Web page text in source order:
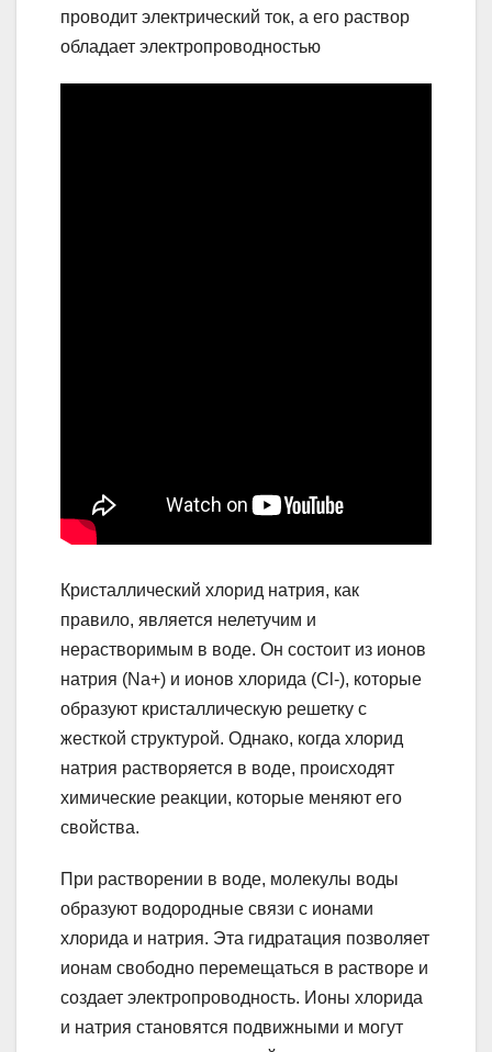
Кристаллический хлорид натрия, как
правило, является нелетучим и
нерастворимым в воде. Он состоит из ионов
натрия (Na+) и ионов хлорида (Cl-), которые
образуют кристаллическую решетку с
жесткой структурой. Однако, когда хлорид
натрия растворяется в воде, происходят
химические реакции, которые меняют его
свойства.
При растворении в воде, молекулы воды
образуют водородные связи с ионами
хлорида и натрия. Эта гидратация позволяет
ионам свободно перемещаться в растворе и
создает электропроводность. Ионы хлорида
и натрия становятся подвижными и могут